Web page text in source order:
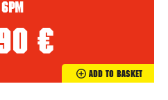
6PM
€
Add To Basket